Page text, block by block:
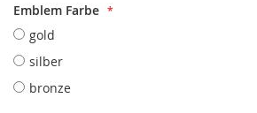
Emblem Farbe
gold
silber
bronze